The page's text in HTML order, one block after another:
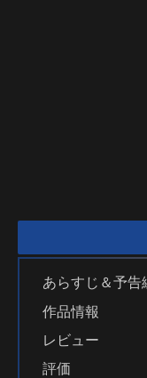
あらすじ＆予告
作品情報
レビュー
評価